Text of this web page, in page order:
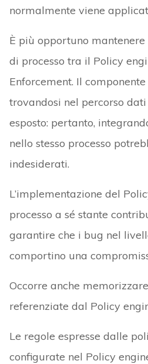
normalmente viene
È più opportuno
di processo tra il Policy
Enforcement. Il
trovandosi nel percorso dati
esposto: pertanto,
nello stesso processo
indesiderati.
L’implementazione del
processo a sé stante
garantire che i bug nel
comportino una
Occorre anche
referenziate dal Policy
Le regole espresse dalle
configurate nel Policy